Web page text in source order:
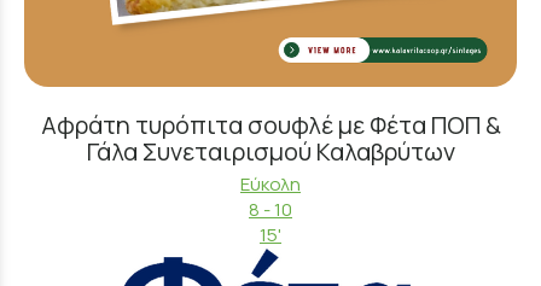
Αφράτη τυρόπιτα σουφλέ με Φέτα ΠΟΠ &
Γάλα Συνεταιρισμού Καλαβρύτων
Εύκολη
8 - 10
15'